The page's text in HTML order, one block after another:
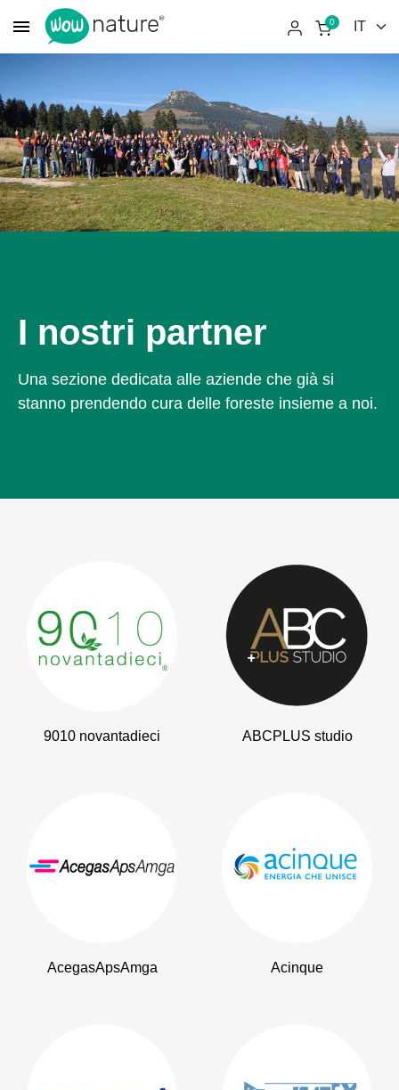
menu 0
I nostri partner
Una sezione dedicata alle aziende che già si
stanno prendendo cura delle foreste insieme a noi.
9010 novantadieci ABCPLUS studio
AcegasApsAmga Acinque